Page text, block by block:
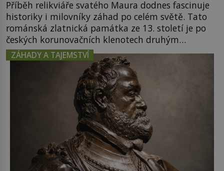
Příběh relikviáře svatého Maura dodnes fascinuje
historiky i milovníky záhad po celém světě. Tato
románská zlatnická památka ze 13. století je po
českých korunovačních klenotech druhým
nejcennějším movitým majetkem v České
republice. Přestože byl klenot v roce 1985 po
dramatickém pátrání kriminalistů úspěšně
nalezen, jeho minulost stále obestírá hustá mlha.
Otázky, jak přesně se tato […]
ZÁHADY A TAJEMSTVÍ